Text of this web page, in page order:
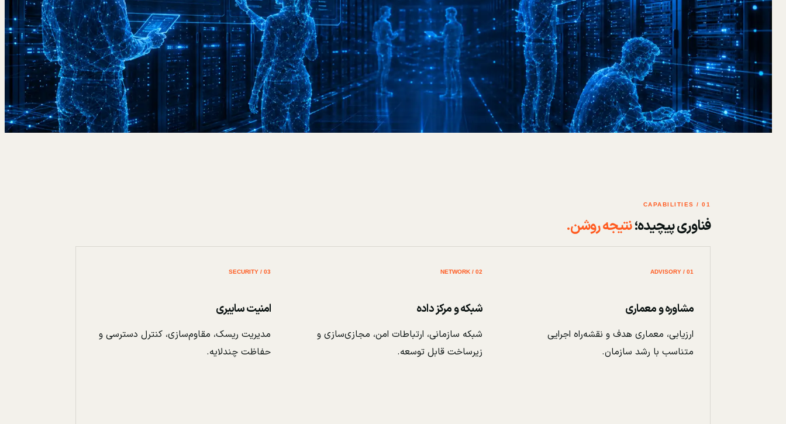
01 / CAPABILITIES
فناوری پیچیده؛نتیجه روشن.
01 / ADVISORY
مشاوره و معماری
ارزیابی، معماری هدف و نقشه‌راه اجرایی
متناسب با رشد سازمان.
02 / NETWORK
شبکه و مرکز داده
شبکه سازمانی، ارتباطات امن، مجازی‌سازی و
زیرساخت قابل توسعه.
03 / SECURITY
امنیت سایبری
مدیریت ریسک، مقاوم‌سازی، کنترل دسترسی و
حفاظت چندلایه.